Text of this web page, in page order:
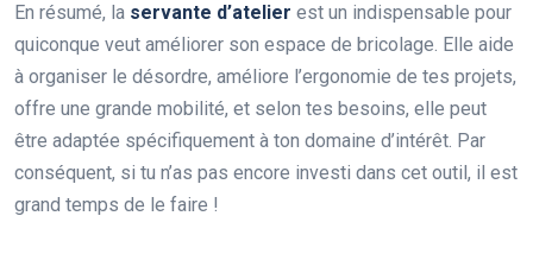
En résumé, la servante d’atelier est un indispensable pour
quiconque veut améliorer son espace de bricolage. Elle aide
à organiser le désordre, améliore l’ergonomie de tes projets,
offre une grande mobilité, et selon tes besoins, elle peut
être adaptée spécifiquement à ton domaine d’intérêt. Par
conséquent, si tu n’as pas encore investi dans cet outil, il est
grand temps de le faire !